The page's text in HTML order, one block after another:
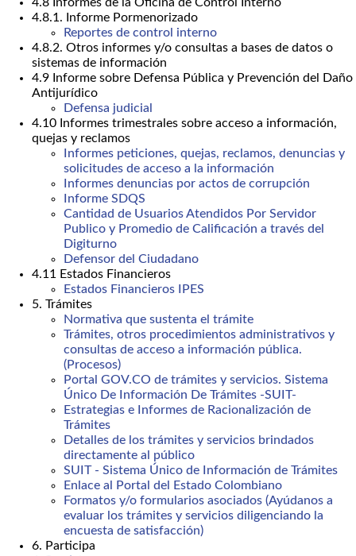
4.8.1. Informe Pormenorizado
Reportes de control interno
4.8.2. Otros informes y/o consultas a bases de datos o
sistemas de información
4.9 Informe sobre Defensa Pública y Prevención del Daño
Antijurídico
Defensa judicial
4.10 Informes trimestrales sobre acceso a información,
quejas y reclamos
Informes peticiones, quejas, reclamos, denuncias y
solicitudes de acceso a la información
Informes denuncias por actos de corrupción
Informe SDQS
Cantidad de Usuarios Atendidos Por Servidor
Publico y Promedio de Calificación a través del
Digiturno
Defensor del Ciudadano
4.11 Estados Financieros
Estados Financieros IPES
5. Trámites
Normativa que sustenta el trámite
Trámites, otros procedimientos administrativos y
consultas de acceso a información pública.
(Procesos)
Portal GOV.CO de trámites y servicios. Sistema
Único De Información De Trámites -SUIT-
Estrategias e Informes de Racionalización de
Trámites
Detalles de los trámites y servicios brindados
directamente al público
SUIT - Sistema Único de Información de Trámites
Enlace al Portal del Estado Colombiano
Formatos y/o formularios asociados (Ayúdanos a
evaluar los trámites y servicios diligenciando la
encuesta de satisfacción)
6. Participa